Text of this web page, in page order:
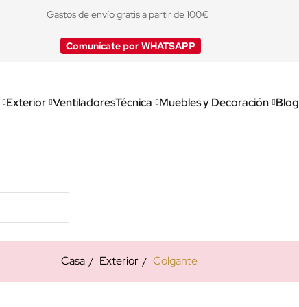
Gastos de envío gratis a partir de 100€
Comunícate por WHATSAPP
Exterior VentiladoresTécnica Muebles y Decoración Blog
Casa Exterior Colgante